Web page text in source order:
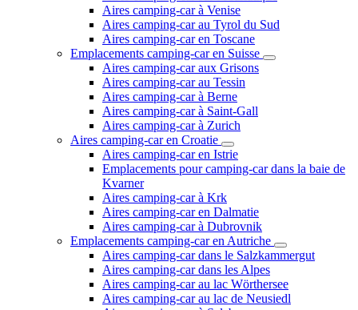
Aires camping-car à Venise
Aires camping-car au Tyrol du Sud
Aires camping-car en Toscane
Emplacements camping-car en Suisse
Aires camping-car aux Grisons
Aires camping-car au Tessin
Aires camping-car à Berne
Aires camping-car à Saint-Gall
Aires camping-car à Zurich
Aires camping-car en Croatie
Aires camping-car en Istrie
Emplacements pour camping-car dans la baie de
Kvarner
Aires camping-car à Krk
Aires camping-car en Dalmatie
Aires camping-car à Dubrovnik
Emplacements camping-car en Autriche
Aires camping-car dans le Salzkammergut
Aires camping-car dans les Alpes
Aires camping-car au lac Wörthersee
Aires camping-car au lac de Neusiedl